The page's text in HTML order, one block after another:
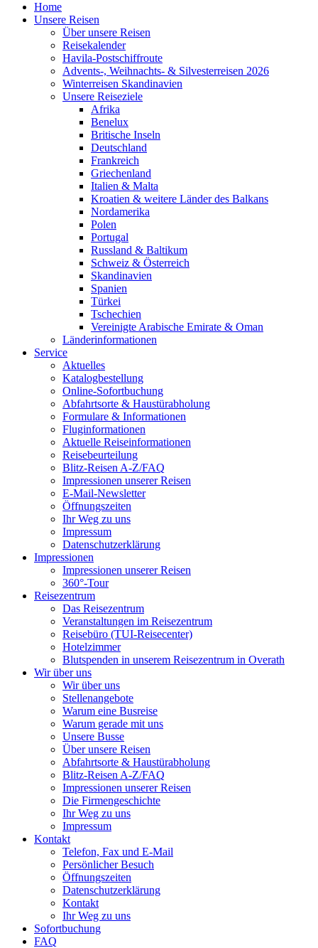
Home
Unsere Reisen
Über unsere Reisen
Reisekalender
Havila-Postschiffroute
Advents-, Weihnachts- & Silvesterreisen 2026
Winterreisen Skandinavien
Unsere Reiseziele
Afrika
Benelux
Britische Inseln
Deutschland
Frankreich
Griechenland
Italien & Malta
Kroatien & weitere Länder des Balkans
Nordamerika
Polen
Portugal
Russland & Baltikum
Schweiz & Österreich
Skandinavien
Spanien
Türkei
Tschechien
Vereinigte Arabische Emirate & Oman
Länderinformationen
Service
Aktuelles
Katalogbestellung
Online-Sofortbuchung
Abfahrtsorte & Haustürabholung
Formulare & Informationen
Fluginformationen
Aktuelle Reiseinformationen
Reisebeurteilung
Blitz-Reisen A-Z/FAQ
Impressionen unserer Reisen
E-Mail-Newsletter
Öffnungszeiten
Ihr Weg zu uns
Impressum
Datenschutzerklärung
Impressionen
Impressionen unserer Reisen
360°-Tour
Reisezentrum
Das Reisezentrum
Veranstaltungen im Reisezentrum
Reisebüro (TUI-Reisecenter)
Hotelzimmer
Blutspenden in unserem Reisezentrum in Overath
Wir über uns
Wir über uns
Stellenangebote
Warum eine Busreise
Warum gerade mit uns
Unsere Busse
Über unsere Reisen
Abfahrtsorte & Haustürabholung
Blitz-Reisen A-Z/FAQ
Impressionen unserer Reisen
Die Firmengeschichte
Ihr Weg zu uns
Impressum
Kontakt
Telefon, Fax und E-Mail
Persönlicher Besuch
Öffnungszeiten
Datenschutzerklärung
Kontakt
Ihr Weg zu uns
Sofortbuchung
FAQ